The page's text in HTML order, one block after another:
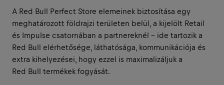
A Red Bull Perfect Store elemeinek biztosítása egy
meghatározott földrajzi területen belül, a kijelölt Retail
és Impulse csatornában a partnereknél – ide tartozik a
Red Bull elérhetősége, láthatósága, kommunikációja és
extra kihelyezései, hogy ezzel is maximalizáljuk a
Red Bull termékek fogyását.